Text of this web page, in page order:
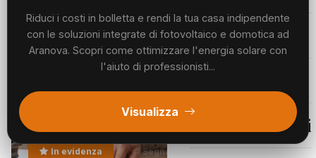
Meteo
Segnalazioni
Riduci i costi in bolletta e rendi la tua casa indipendente
con le soluzioni integrate di fotovoltaico e domotica ad
Aranova. Scopri come ottimizzare l'energia solare con
l'aiuto di professionisti...
Visualizza
In evidenza Segnalazioni